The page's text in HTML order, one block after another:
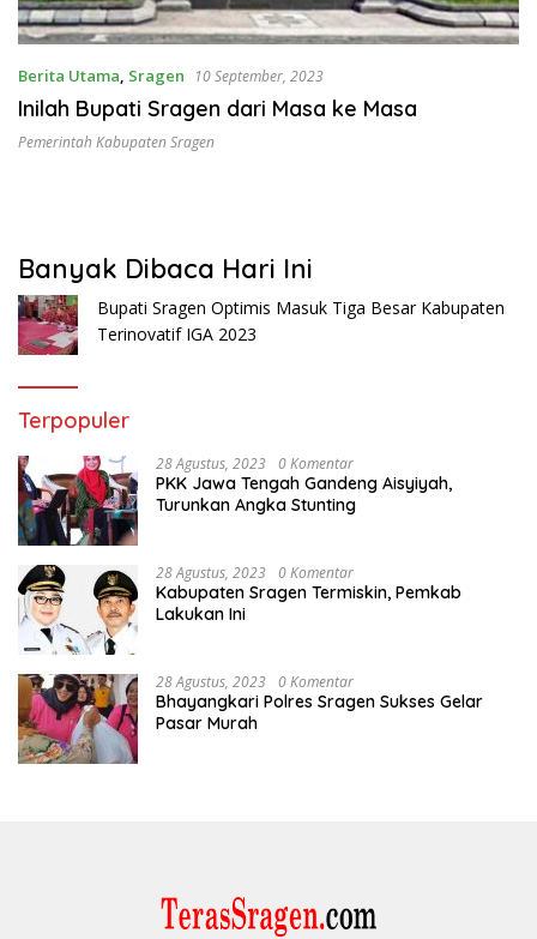
Berita Utama, Sragen 10 September, 2023
Inilah Bupati Sragen dari Masa ke Masa
Pemerintah Kabupaten Sragen
Banyak Dibaca Hari Ini
Bupati Sragen Optimis Masuk Tiga Besar Kabupaten
Terinovatif IGA 2023
Terpopuler
28 Agustus, 2023 0 Komentar
PKK Jawa Tengah Gandeng Aisyiyah,
Turunkan Angka Stunting
28 Agustus, 2023 0 Komentar
Kabupaten Sragen Termiskin, Pemkab
Lakukan Ini
28 Agustus, 2023 0 Komentar
Bhayangkari Polres Sragen Sukses Gelar
Pasar Murah